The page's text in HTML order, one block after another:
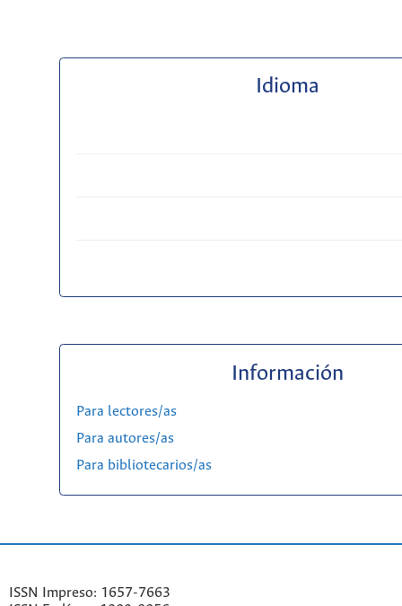
Idioma
Información
Para lectores/as
Para autores/as
Para bibliotecarios/as
ISSN Impreso: 1657-7663